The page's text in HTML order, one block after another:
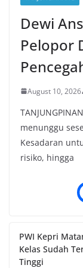
Dewi
Pelopor
August 10, 2026
menunggu
Kesadaran
risiko, hingga
PWI Kepri
Kelas Sudah
Tinggi